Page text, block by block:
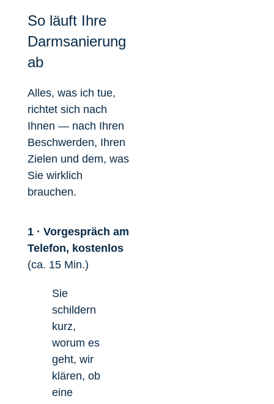
So läuft Ihre
Darmsanierung
ab
Alles, was ich tue,
richtet sich nach
Ihnen — nach Ihren
Beschwerden, Ihren
Zielen und dem, was
Sie wirklich
brauchen.
1 · Vorgespräch am
Telefon, kostenlos
(ca. 15 Min.)
Sie
schildern
kurz,
worum es
geht, wir
klären, ob
eine